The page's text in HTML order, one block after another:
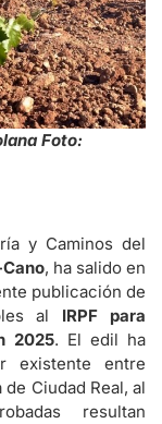
Foto:
y Caminos del
, ha salido en
publicación de
al IRPF para
2025. El edil ha
existente entre
Ciudad Real, al
resultan